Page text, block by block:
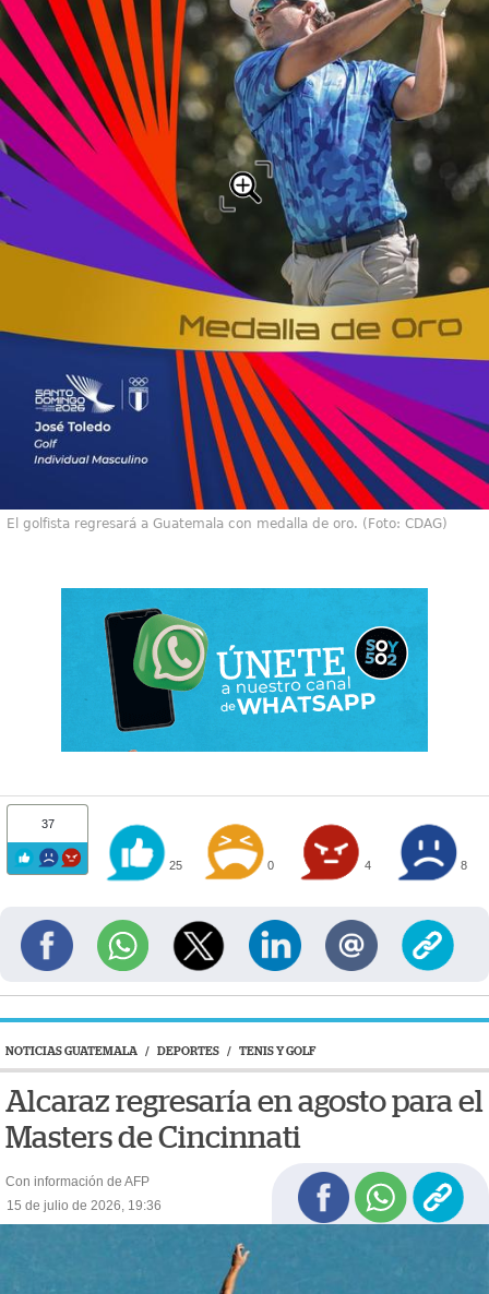
El golfista regresará a Guatemala con medalla de oro. (Foto: CDAG)
37
25 0 4 8
NOTICIAS GUATEMALA / DEPORTES / TENIS Y GOLF
Alcaraz regresaría en agosto para el
Masters de Cincinnati
Con información de AFP
15 de julio de 2026, 19:36